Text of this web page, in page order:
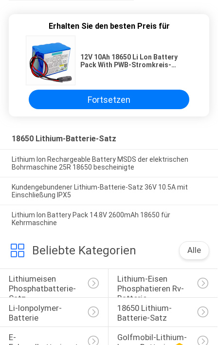
Erhalten Sie den besten Preis für
12V 10Ah 18650 Li Lon Battery
Pack With PWB-Stromkreis-
Fortsetzen
18650 Lithium-Batterie-Satz
Lithium Ion Rechargeable Battery MSDS der elektrischen
Bohrmaschine 25R 18650 bescheinigte
Kundengebundener Lithium-Batterie-Satz 36V 10.5A mit
Einschließung IPX5
Lithium Ion Battery Pack 14.8V 2600mAh 18650 für
Kehrmaschine
Beliebte Kategorien Alle
Lithiumeisen
Phosphatbatterie-
Satz
Lithium-Eisen
Phosphatieren Rv-
Batterie
Li-Ionpolymer-
Batterie
18650 Lithium-
Batterie-Satz
E-
Golfmobil-Lithium-